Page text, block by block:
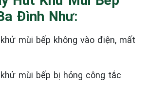
Đình Như:
mùi bếp không vào điện, mất
mùi bếp bị hỏng công tắc